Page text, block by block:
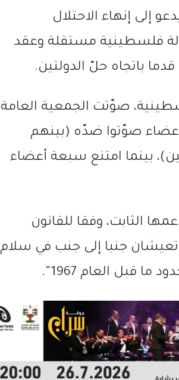
إلى إنهاء الاحتلال
فلسطينية مستقلة وعقد
باتجاه حلّ الدولتين.
صوّتت الجمعية العامة
ثمانية أعضاء صوّتوا ضدّه (بينهم
بينما امتنع سبعة أعضاء
الثابت، وفقا للقانون
تعيشان جنبا إلى جنب في سلام
قبل العام 1967”.